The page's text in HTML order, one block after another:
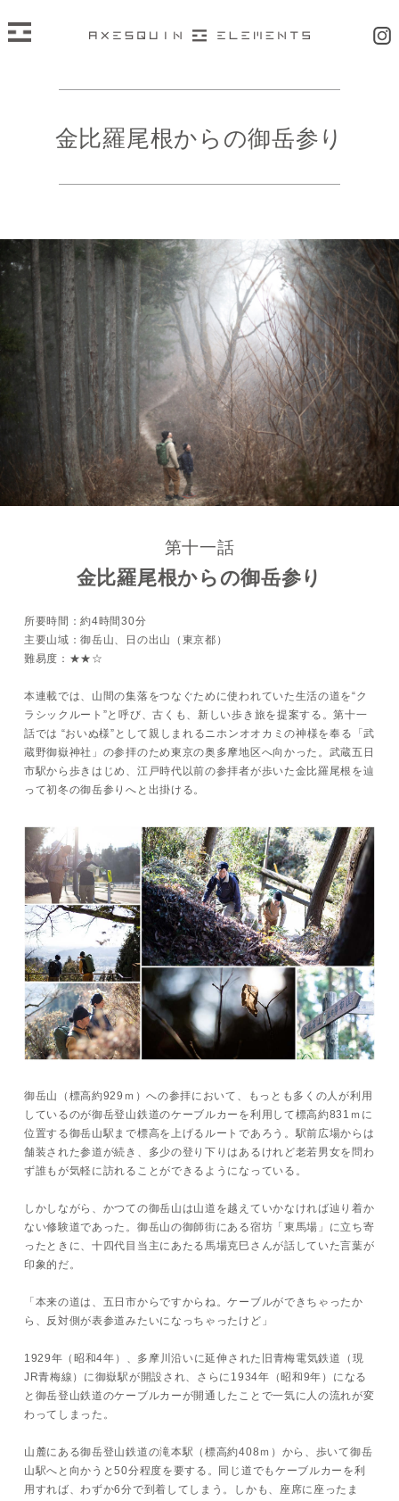
金比羅尾根からの御岳参り
第十一話
金比羅尾根からの御岳参り
所要時間：約4時間30分
主要山域：御岳山、日の出山（東京都）
難易度：★★☆
本連載では、山間の集落をつなぐために使われていた生活の道を“ク
ラシックルート”と呼び、古くも、新しい歩き旅を提案する。第十一
話では “おいぬ様”として親しまれるニホンオオカミの神様を奉る「武
蔵野御嶽神社」の参拝のため東京の奥多摩地区へ向かった。武蔵五日
市駅から歩きはじめ、江戸時代以前の参拝者が歩いた金比羅尾根を辿
って初冬の御岳参りへと出掛ける。
御岳山（標高約929ｍ）への参拝において、もっとも多くの人が利用
しているのが御岳登山鉄道のケーブルカーを利用して標高約831ｍに
位置する御岳山駅まで標高を上げるルートであろう。駅前広場からは
舗装された参道が続き、多少の登り下りはあるけれど老若男女を問わ
ず誰もが気軽に訪れることができるようになっている。
しかしながら、かつての御岳山は山道を越えていかなければ辿り着か
ない修験道であった。御岳山の御師街にある宿坊「東馬場」に立ち寄
ったときに、十四代目当主にあたる馬場克巳さんが話していた言葉が
印象的だ。
「本来の道は、五日市からですからね。ケーブルができちゃったか
ら、反対側が表参道みたいになっちゃったけど」
1929年（昭和4年）、多摩川沿いに延伸された旧青梅電気鉄道（現
JR青梅線）に御嶽駅が開設され、さらに1934年（昭和9年）になる
と御岳登山鉄道のケーブルカーが開通したことで一気に人の流れが変
わってしまった。
山麓にある御岳登山鉄道の滝本駅（標高約408ｍ）から、歩いて御岳
山駅へと向かうと50分程度を要する。同じ道でもケーブルカーを利
用すれば、わずか6分で到着してしまう。しかも、座席に座ったま